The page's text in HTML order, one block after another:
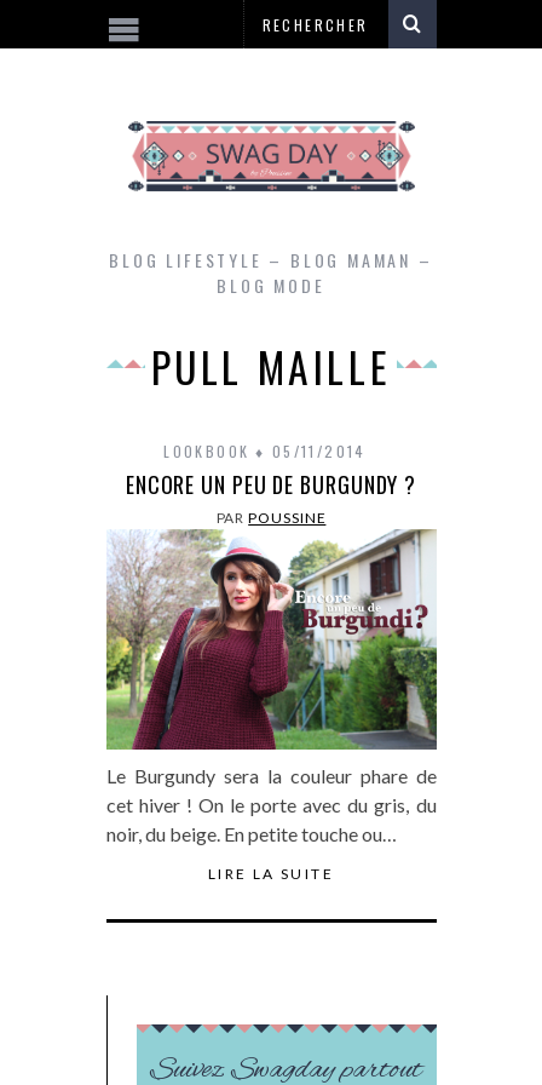
BLOG LIFESTYLE – BLOG MAMAN –
BLOG MODE
PULL MAILLE
LOOKBOOK 05/11/2014
ENCORE UN PEU DE BURGUNDY ?
PARPOUSSINE
Le Burgundy sera la couleur phare de
cet hiver ! On le porte avec du gris, du
noir, du beige. En petite touche ou…
LIRE LA SUITE
Suivez Swagday partout